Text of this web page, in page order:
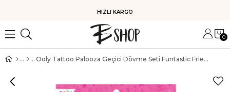
HIZLI KARGO
0
Ooly Tattoo Palooza Geçici Dövme Seti Funtastic Friends